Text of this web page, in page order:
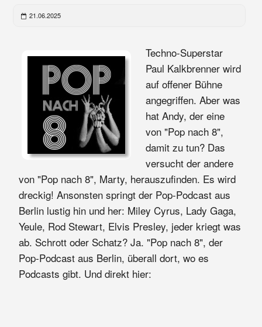
21.06.2025
Techno-Superstar
Paul Kalkbrenner wird
auf offener Bühne
angegriffen. Aber was
hat Andy, der eine
von "Pop nach 8",
damit zu tun? Das
versucht der andere
von "Pop nach 8", Marty, herauszufinden. Es wird
dreckig! Ansonsten springt der Pop-Podcast aus
Berlin lustig hin und her: Miley Cyrus, Lady Gaga,
Yeule, Rod Stewart, Elvis Presley, jeder kriegt was
ab. Schrott oder Schatz? Ja. "Pop nach 8", der
Pop-Podcast aus Berlin, überall dort, wo es
Podcasts gibt. Und direkt hier: